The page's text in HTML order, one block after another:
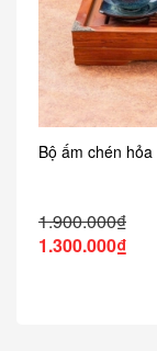
Bộ ấm chén
1.900.000₫
1.300.000₫